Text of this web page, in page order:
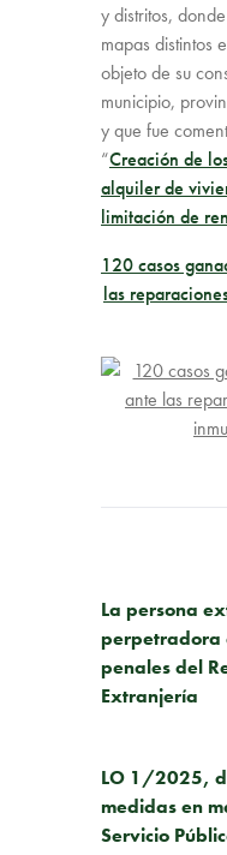
y distritos,
mapas distintos
objeto de su
municipio,
y que fue
“Creación de
alquiler de
limitación de
120 casos
las
La persona
perpetradora
penales del
Extranjería
LO 1/2025,
medidas en
Servicio